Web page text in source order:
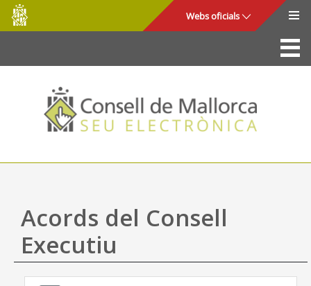
Salta al contingut principal
Consell
de
Mallorca
Webs oficials
La Seu
Consell de Mallorca
Accés i seguretat
Utilitats
Ajuda
Acords del Consell
Executiu